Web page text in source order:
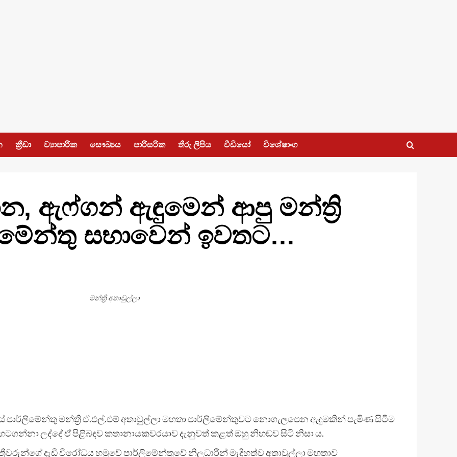
ක්‍රීඩා ව්‍යාපාරික සෞඛ්‍යය පාරිසරික තීරු ලිපිය වීඩියෝ විශේෂාංග
ඇෆ්ගන් ඇඳුමෙන් ආපු මන්ත්‍රි
සභාවෙන් ඉවතට…
මන්ත්‍රි අතාවුල්ලා
මන්ත්‍රි ඒ.එල්.එම් අතාවුල්ලා මහතා පාර්ලිමේන්තුවට නොගැලපෙන ඇඳුමකින් පැමිණ සිටීම
ලද්දේ ඒ පිළිබඳව කතානායකවරයාව දැනුවත් කළත් ඔහු නිහඬව සිටි නිසා ය.
දැඩි විරෝධය හමුවේ පාර්ලිමේන්තුවේ නිලධාරීන් මැදිහත්ව අතාවුල්ලා මහතාව